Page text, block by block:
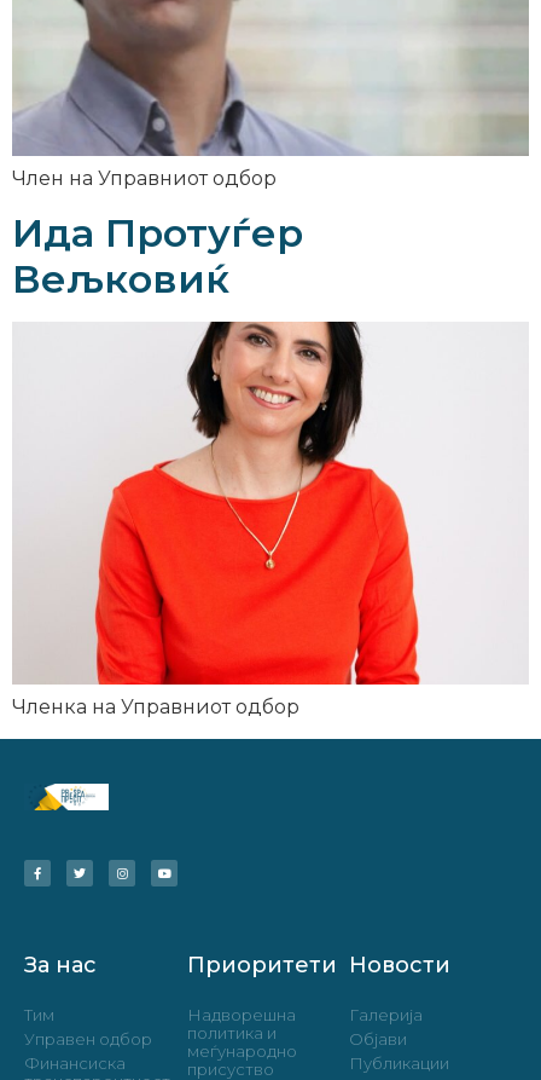
Член на Управниот одбор
Ида Протуѓер
Вељковиќ
Членка на Управниот одбор
За нас
Тим
Управен одбор
Финансиска
Приоритети
Надворешна
политика и
меѓународно
присуство
Новости
Галерија
Објави
Публикации